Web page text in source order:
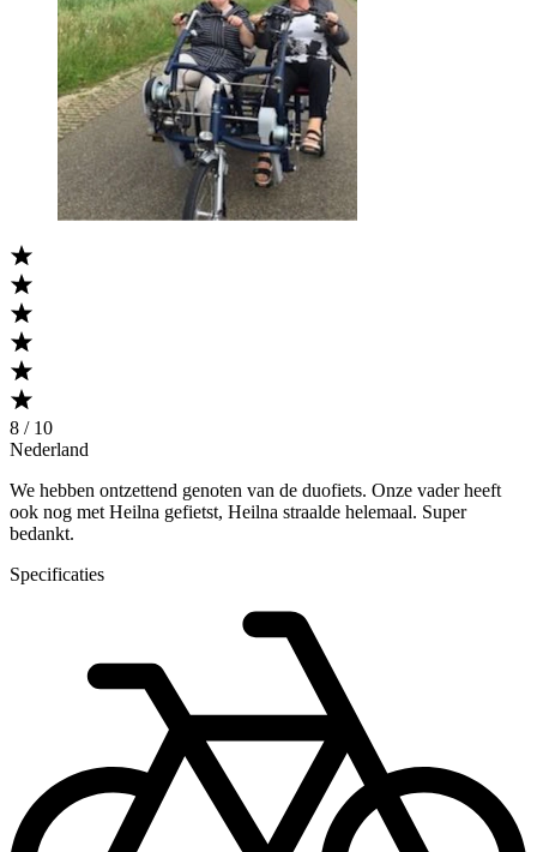
8 / 10
Nederland
We hebben ontzettend genoten van de duofiets. Onze vader heeft
ook nog met Heilna gefietst, Heilna straalde helemaal. Super
bedankt.
Specificaties